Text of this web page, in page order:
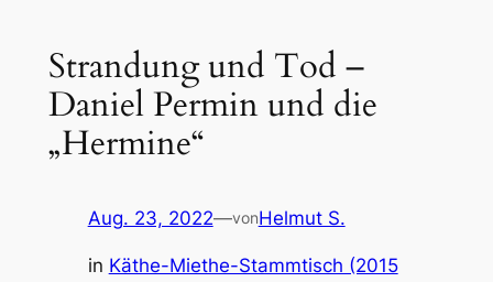
Strandung und Tod –
Daniel Permin und die
„Hermine“
Aug. 23, 2022—vonHelmut S.
in Käthe-Miethe-Stammtisch (2015